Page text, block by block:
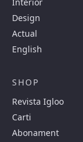
Design
Actual
English
SHOP
Revista Igloo
Carti
Abonament